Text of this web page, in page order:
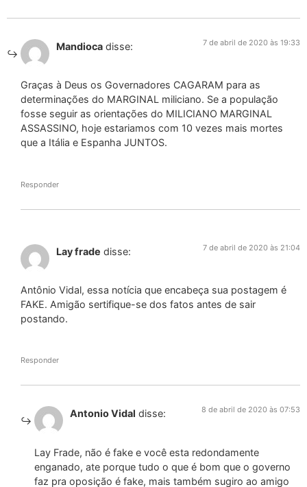
Mandioca disse: 7 de abril de 2020 às 19:33
Graças à Deus os Governadores CAGARAM para as
determinações do MARGINAL miliciano. Se a população
fosse seguir as orientações do MILICIANO MARGINAL
ASSASSINO, hoje estariamos com 10 vezes mais mortes
que a Itália e Espanha JUNTOS.
Responder
Lay frade disse: 7 de abril de 2020 às 21:04
Antônio Vidal, essa notícia que encabeça sua postagem é
FAKE. Amigão sertifique-se dos fatos antes de sair
postando.
Responder
Antonio Vidal disse: 8 de abril de 2020 às 07:53
Lay Frade, não é fake e você esta redondamente
enganado, ate porque tudo o que é bom que o governo
faz pra oposição é fake, mais também sugiro ao amigo